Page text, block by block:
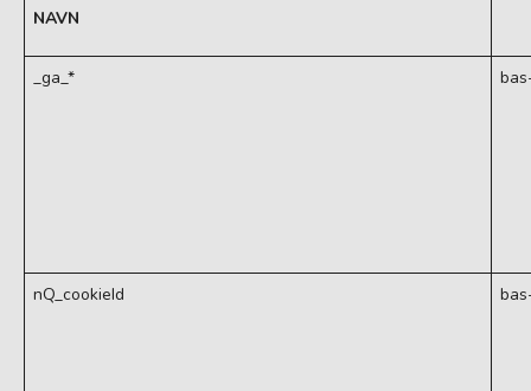
NAVN
_ga_*
nQ_cookieId